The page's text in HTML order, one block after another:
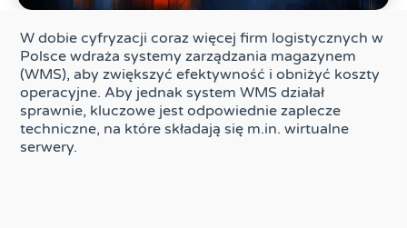
W dobie cyfryzacji coraz więcej firm logistycznych w
Polsce wdraża systemy zarządzania magazynem
(WMS), aby zwiększyć efektywność i obniżyć koszty
operacyjne. Aby jednak system WMS działał
sprawnie, kluczowe jest odpowiednie zaplecze
techniczne, na które składają się m.in. wirtualne
serwery.